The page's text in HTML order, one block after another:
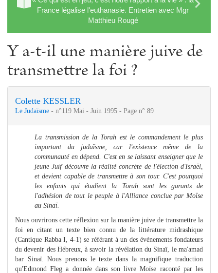
France légalise l'euthanasie. Entretien avec Mgr
Matthieu Rougé
Y a-t-il une manière juive de
transmettre la foi ?
Colette KESSLER
Le Judaïsme - n°119 Mai - Juin 1995 - Page n° 89
La transmission de la Torah est le commandement le plus
important du judaïsme, car l'existence même de la
communauté en dépend. C'est en se laissant enseigner que le
jeune Juif découvre la réalité concrète de l'élection d'Israël,
et devient capable de transmettre à son tour. C'est pourquoi
les enfants qui étudient la Torah sont les garants de
l'adhésion de tout le peuple à l'Alliance conclue par Moïse
au Sinaï.
Nous ouvrirons cette réflexion sur la manière juive de transmettre la
foi en citant un texte bien connu de la littérature midrashique
(Cantique Rabba I, 4-1) se référant à un des événements fondateurs
du devenir des Hébreux, à savoir la révélation du Sinaï, le ma'amad
bar Sinaï. Nous prenons le texte dans la magnifique traduction
qu'Edmond Fleg a donnée dans son livre Moïse raconté par les